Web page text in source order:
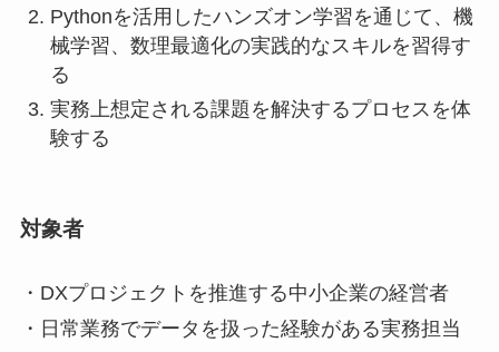
Pythonを活用したハンズオン学習を通じて、機
械学習、数理最適化の実践的なスキルを習得す
る
実務上想定される課題を解決するプロセスを体
験する
対象者
・DXプロジェクトを推進する中小企業の経営者
・日常業務でデータを扱った経験がある実務担当